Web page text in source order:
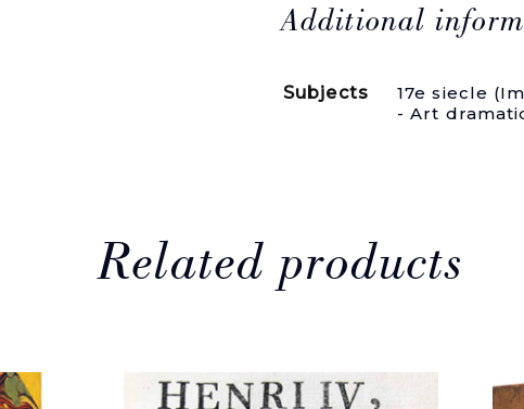
Représentée
sur
du
Additional
Subjects 17e siecle
- Art
Related products